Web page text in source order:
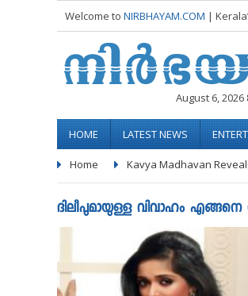
Welcome to NIRBHAYAM.COM |
August 6, 2026
HOME LATEST NEWS
Home Kavya Madhavan
ദിലീപുമായുള്ള വിവാഹം എങ്ങനെ